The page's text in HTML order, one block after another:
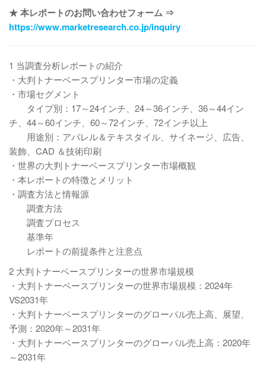
★ 本レポートのお問い合わせフォーム ⇒
https://www.marketresearch.co.jp/inquiry
1 当調査分析レポートの紹介
・大判トナーベースプリンター市場の定義
・市場セグメント
タイプ別：17～24インチ、24～36インチ、36～44イン
チ、44～60インチ、60～72インチ、72インチ以上
用途別：アパレル＆テキスタイル、サイネージ、広告、
装飾、CAD ＆技術印刷
・世界の大判トナーベースプリンター市場概観
・本レポートの特徴とメリット
・調査方法と情報源
調査方法
調査プロセス
基準年
レポートの前提条件と注意点
2 大判トナーベースプリンターの世界市場規模
・大判トナーベースプリンターの世界市場規模：2024年
VS2031年
・大判トナーベースプリンターのグローバル売上高、展望、
予測：2020年～2031年
・大判トナーベースプリンターのグローバル売上高：2020年
～2031年